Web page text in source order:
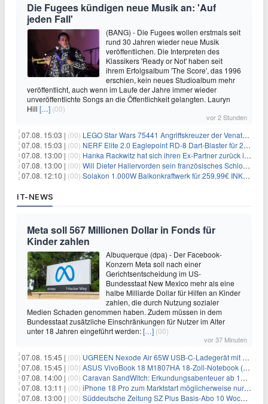
Die Fugees kündigen neue Musik an: 'Auf
jeden Fall'
(BANG) - Die Fugees wollen erstmals seit
rund 30 Jahren wieder neue Musik
veröffentlichen. Die Interpreten des
Klassikers 'Ready or Not' haben seit
ihrem Erfolgsalbum 'The Score', das 1996
erschien, kein neues Studioalbum mehr
veröffentlicht, auch wenn im Laufe der Jahre immer wieder
unveröffentlichte Songs an die Öffentlichkeit gelangten. Lauryn
Hill […] (00)
vor 2 Stunden
07.08. 15:03 | (00) LEGO Star Wars 75441 Angriffskreuzer der Venator-Klasse für 50,25€
07.08. 15:03 | (00) NERF Elite 2.0 Eaglepoint RD-8 Dart-Blaster für 20,49€
07.08. 13:00 | (00) Hanka Rackwitz hat sich ihren Ex-Partner zurück ins Haus geholt
07.08. 13:00 | (00) Will Dieter Hallervorden sein französisches Schloss verkaufen?
07.08. 12:10 | (00) Solakon 1.000W Balkonkraftwerk für 259,99€ INKL. VERSAND! 800W Wechselrichter, bifazial
IT-NEWS
Meta soll 567 Millionen Dollar in Fonds für
Kinder zahlen
Albuquerque (dpa) - Der Facebook-
Konzern Meta soll nach einer
Gerichtsentscheidung im US-
Bundesstaat New Mexico mehr als eine
halbe Milliarde Dollar für Hilfen an Kinder
zahlen, die durch Nutzung sozialer
Medien Schaden genommen haben. Zudem müssen in dem
Bundesstaat zusätzliche Einschränkungen für Nutzer im Alter
unter 18 Jahren eingeführt werden:[…] (00)
vor 37 Minuten
07.08. 15:45 | (00) UGREEN Nexode Air 65W USB-C-Ladegerät mit GaN-Technik für 24,99€
07.08. 15:45 | (00) ASUS VivoBook 18 M1807HA 18-Zoll-Notebook (Ryzen 7, 16GB) für 734,57€
07.08. 14:00 | (00) Caravan SandWitch: Erkundungsabenteuer ab 13.08. gratis im Epic Games Store
07.08. 13:11 | (00) iPhone 18 Pro zum Marktstart möglicherweise nur begrenzt verfügbar
07.08. 13:00 | (00) Süddeutsche Zeitung SZ Plus Basis-Abo 10 Wochen für 10€